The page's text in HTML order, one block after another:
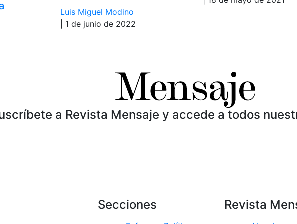
Luis Miguel Modino
| 1 de junio de 2022
a Revista Mensaje y accede a todos
Secciones Revista